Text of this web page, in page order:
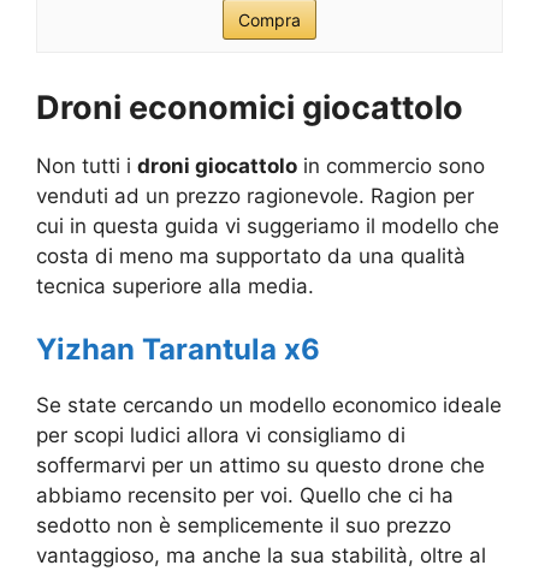
Compra
Droni economici giocattolo
Non tutti i droni giocattolo in commercio sono
venduti ad un prezzo ragionevole. Ragion per
cui in questa guida vi suggeriamo il modello che
costa di meno ma supportato da una qualità
tecnica superiore alla media.
Yizhan Tarantula x6
Se state cercando un modello economico ideale
per scopi ludici allora vi consigliamo di
soffermarvi per un attimo su questo drone che
abbiamo recensito per voi. Quello che ci ha
sedotto non è semplicemente il suo prezzo
vantaggioso, ma anche la sua stabilità, oltre al